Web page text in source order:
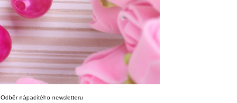
Odběr nápaditého newsletteru